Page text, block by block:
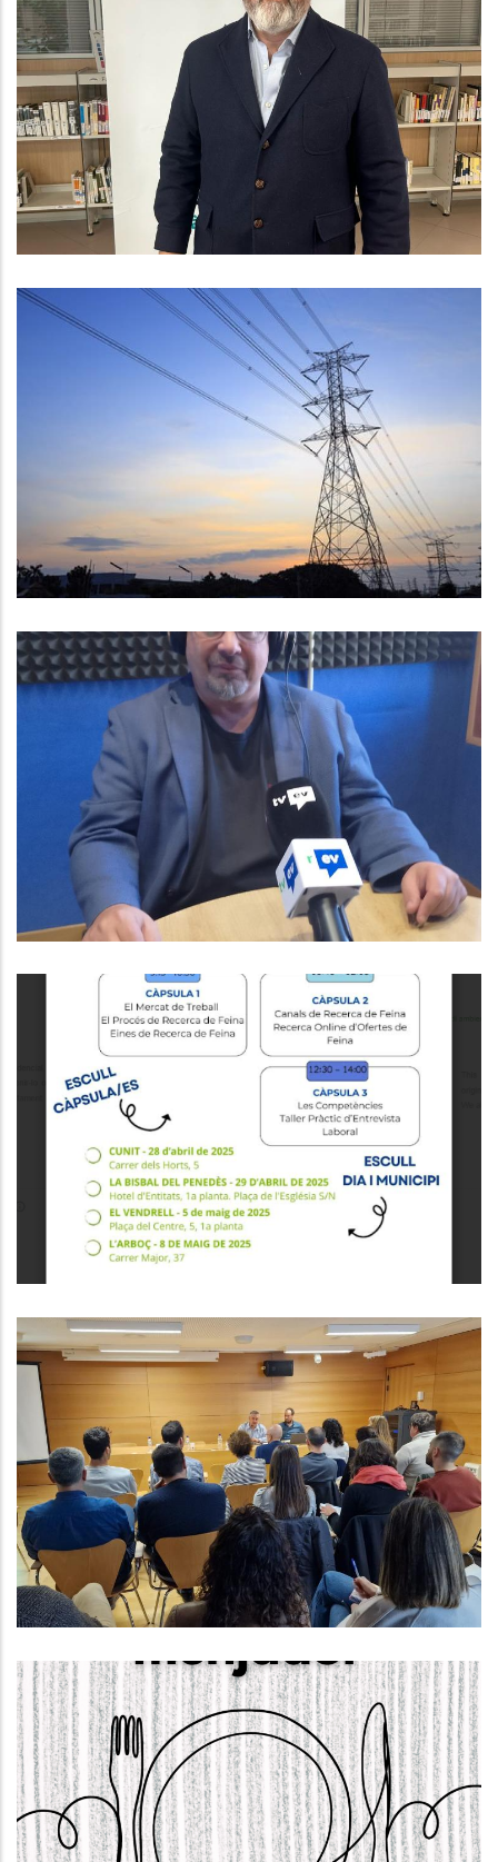
Entrevista Amb El Líder Del PP Al
Consell Comarcal
Recomanacions Per Les
Afectacions Provocades Per La
Gran Apagada Del
Subministrament Elèctric
Altres
Entrevista A Baltasar Santos,
Vicepresident I Conseller
Comarcal De Règim Intern
Formacions Del Programa Orienta
Educació Ocupació
Reunió Sobre Els Plans Integrals
De Gestió Dels Sistemes De
Sanejament (PIGSS)
Altres
El Dia 22 D’abril S’obrirà El Termini
Per Sol·licitar Els Ajuts De
Menjador Escolar Per Al Curs 2025-
2026.